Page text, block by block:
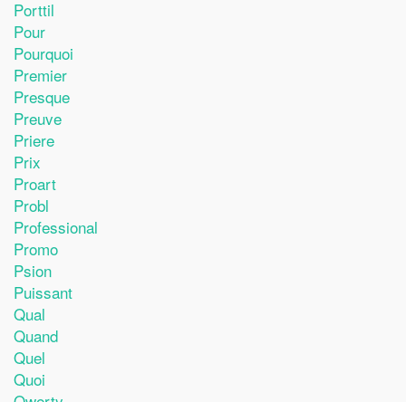
Porttil
Pour
Pourquoi
Premier
Presque
Preuve
Priere
Prix
Proart
Probl
Professional
Promo
Psion
Puissant
Qual
Quand
Quel
Quoi